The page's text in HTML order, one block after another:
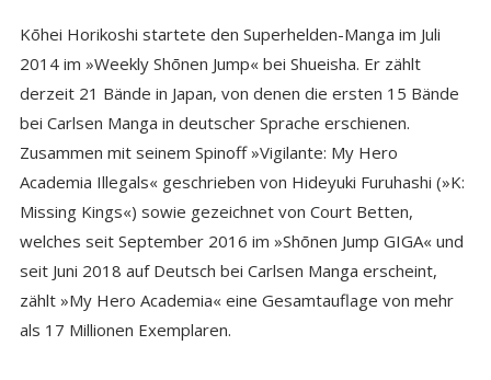
Kōhei Horikoshi startete den Superhelden-Manga im Juli
2014 im »Weekly Shōnen Jump« bei Shueisha. Er zählt
derzeit 21 Bände in Japan, von denen die ersten 15 Bände
bei Carlsen Manga in deutscher Sprache erschienen.
Zusammen mit seinem Spinoff »Vigilante: My Hero
Academia Illegals« geschrieben von Hideyuki Furuhashi (»K:
Missing Kings«) sowie gezeichnet von Court Betten,
welches seit September 2016 im »Shōnen Jump GIGA« und
seit Juni 2018 auf Deutsch bei Carlsen Manga erscheint,
zählt »My Hero Academia« eine Gesamtauflage von mehr
als 17 Millionen Exemplaren.